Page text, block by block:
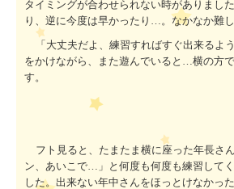
タイミングが合わせられない時がありまし
り、逆に今度は早かったり…。なかなか難し
「大丈夫だよ、練習すればすぐ出来るよ
をかけながら、また遊んでいると…横の方
す。
フト見ると、たまたま横に座った年長さ
ン、あいこで…」と何度も何度も練習して
した。出来ない年中さんをほっとけなかっ